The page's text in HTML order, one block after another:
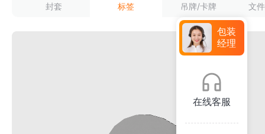
封套 标签 吊牌/卡牌 文
包装
经理
在线客服